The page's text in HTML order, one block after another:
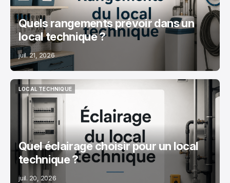
Quels rangements prévoir dans un
local technique ?
juil. 21, 2026
LOCAL TECHNIQUE
LOCAL TECHNIQUE
Quel éclairage choisir pour un local
technique ?
juil. 20, 2026